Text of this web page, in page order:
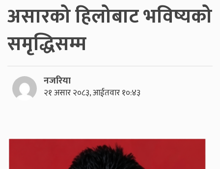
असारको हिलोबाट भविष्यको
समृद्धिसम्म
नजरिया
२१ असार २०८३, आईतवार १०:४३